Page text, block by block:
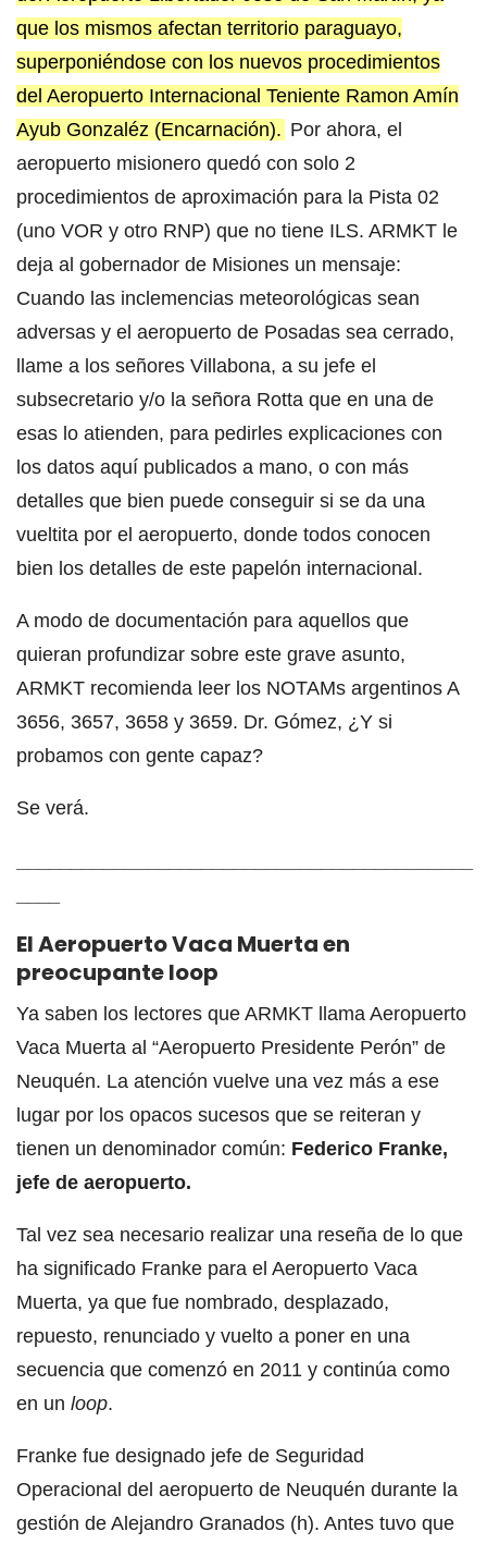
que los mismos afectan territorio paraguayo,
superponiéndose con los nuevos procedimientos
del Aeropuerto Internacional Teniente Ramon Amín
Ayub Gonzaléz (Encarnación). Por ahora, el
aeropuerto misionero quedó con solo 2
procedimientos de aproximación para la Pista 02
(uno VOR y otro RNP) que no tiene ILS. ARMKT le
deja al gobernador de Misiones un mensaje:
Cuando las inclemencias meteorológicas sean
adversas y el aeropuerto de Posadas sea cerrado,
llame a los señores Villabona, a su jefe el
subsecretario y/o la señora Rotta que en una de
esas lo atienden, para pedirles explicaciones con
los datos aquí publicados a mano, o con más
detalles que bien puede conseguir si se da una
vueltita por el aeropuerto, donde todos conocen
bien los detalles de este papelón internacional.
A modo de documentación para aquellos que
quieran profundizar sobre este grave asunto,
ARMKT recomienda leer los NOTAMs argentinos A
3656, 3657, 3658 y 3659. Dr. Gómez, ¿Y si
probamos con gente capaz?
Se verá.
El Aeropuerto Vaca Muerta en
preocupante loop
Ya saben los lectores que ARMKT llama Aeropuerto
Vaca Muerta al “Aeropuerto Presidente Perón” de
Neuquén. La atención vuelve una vez más a ese
lugar por los opacos sucesos que se reiteran y
tienen un denominador común: Federico Franke,
jefe de aeropuerto.
Tal vez sea necesario realizar una reseña de lo que
ha significado Franke para el Aeropuerto Vaca
Muerta, ya que fue nombrado, desplazado,
repuesto, renunciado y vuelto a poner en una
secuencia que comenzó en 2011 y continúa como
en un loop.
Franke fue designado jefe de Seguridad
Operacional del aeropuerto de Neuquén durante la
gestión de Alejandro Granados (h). Antes tuvo que